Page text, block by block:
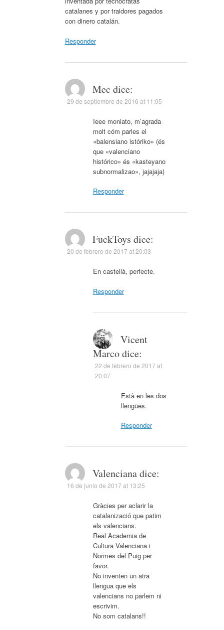
catalanes y por traidores pagados
con dinero catalán.
Responder
Mec dice:
29 de septiembre de 2016 at 11:05
Ieee moniato, m’agrada
molt cóm parles el
«balensiano istóriko» (és
que «valenciano
histórico» és «kasteyano
subnormalizao», jajajaja)
Responder
FuckToys dice:
20 de febrero de 2017 at 20:03
En castellà, perfecte.
Responder
Vicent
Marco dice:
22 de febrero de 2017 at
20:07
Està en les dos
llengües.
Responder
Valenciana dice:
16 de junio de 2017 at 13:25
Gràcies per aclarir la
catalanizació que patim
els valencians.
Real Academia de
Cultura Valenciana i
Normes del Puig per
favor.
No inventen un atra
llengua que els
valencians no parlem ni
escrivim.
No som catalans!!